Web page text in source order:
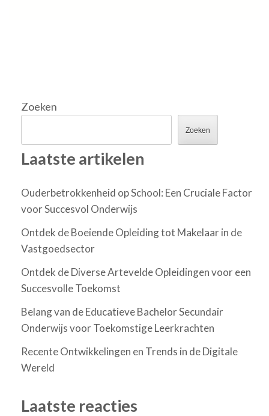
Zoeken
Zoeken
Laatste artikelen
Ouderbetrokkenheid op School: Een Cruciale Factor
voor Succesvol Onderwijs
Ontdek de Boeiende Opleiding tot Makelaar in de
Vastgoedsector
Ontdek de Diverse Artevelde Opleidingen voor een
Succesvolle Toekomst
Belang van de Educatieve Bachelor Secundair
Onderwijs voor Toekomstige Leerkrachten
Recente Ontwikkelingen en Trends in de Digitale
Wereld
Laatste reacties